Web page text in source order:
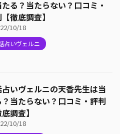
る？当たらない？口コミ・
徹底調査】
10/18
占いヴェルニ
占いヴェルニの天香先生は当
？当たらない？口コミ・評判
底調査】
10/18